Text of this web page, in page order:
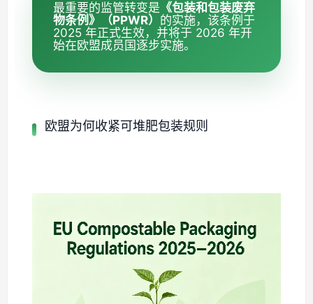
最重要的监管转变是 《包装和包装废弃
物条例》（PPWR） 的实施，该条例于
2025 年正式生效，并将于 2026 年开
始在欧盟成员国逐步实施。
欧盟为何收紧可堆肥包装规则